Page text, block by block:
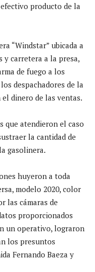
producto de la
“Windstar” ubicada a
y carretera a la presa,
de fuego a los
despachadores de la
dinero de las ventas.
que atendieron el caso
la cantidad de
gasolinera.
huyeron a toda
modelo 2020, color
las cámaras de
proporcionados
un operativo, lograron
los presuntos
Fernando Baeza y